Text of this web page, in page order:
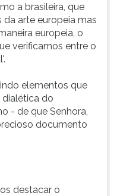
a brasileira, que
arte europeia mas
europeia, o
verificamos entre o
elementos que
do
- de que Senhora,
documento
destacar o